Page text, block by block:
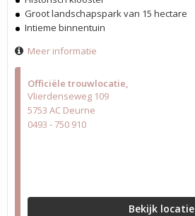
Officiële trouwlocatie
Vlierdenseweg 109
5753 AC Deurne
0493 - 750 910
Bekijk locatie
Groot landschapspark van 15 hectare
Intieme binnentuin
Meer informatie